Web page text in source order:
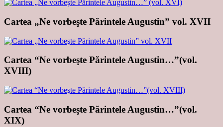
Cartea „Ne vorbeşte Părintele Augustin” vol. XVII
Cartea “Ne vorbeşte Părintele Augustin…”(vol.
XVIII)
Cartea “Ne vorbeşte Părintele Augustin…”(vol.
XIX)